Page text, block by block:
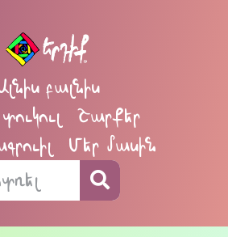
բալնիս
Շարքեր
Մեր մասին